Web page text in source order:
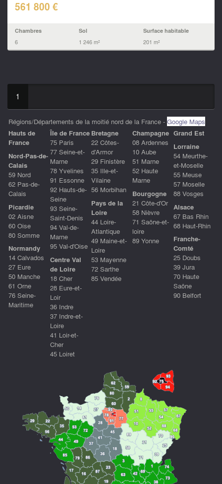
561 800 €
Chambres
6
Sol
1 246 m²
Surface habitable
201 m²
1
Régions/Départements de la moitié nord de la France - Google Maps
Hauts de
France
Nord-Pas-de-
Calais
59 Nord
62 Pas-de-
Calais
Picardie
02 Aisne
60 Oise
80 Somme
Normandy
14 Calvados
27 Eure
50 Manche
61 Orne
76 Seine-
Maritime
ÎIe de France
75 Paris
77 Seine-et-
Marne
78 Yvelines
91 Essonne
92 Hauts-de-
Seine
93 Seine-
Saint-Denis
94 Val-de-
Marne
95 Val-d'Oise
Centre Val
de Loire
18 Cher
28 Eure-et-
Loir
36 Indre
37 Indre-et-
Loire
41 Loir-et-
Cher
45 Loiret
Bretagne
22 Côtes-
d'Armor
29 Finistère
35 Ille-et-
Vilaine
56 Morbihan
Pays de la
Loire
44 Loire-
Atlantique
49 Maine-et-
Loire
53 Mayenne
72 Sarthe
85 Vendée
Champagne
08 Ardennes
10 Aube
51 Marne
52 Haute
Marne
Bourgogne
21 Côte-d'Or
58 Nièvre
71 Saône-et-
loire
89 Yonne
Grand Est
Lorraine
54 Meurthe-
et-Moselle
55 Meuse
57 Moselle
88 Vosges
Alsace
67 Bas Rhin
68 Haut-Rhin
Franche-
Comté
25 Doubs
39 Jura
70 Haute
Saône
90 Belfort